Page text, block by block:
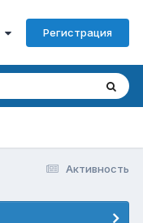
Регистрация
Активность